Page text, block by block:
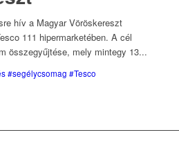
hív a Magyar Vöröskereszt
111 hipermarketében. A cél
összegyűjtése, mely mintegy 13...
#segélycsomag #Tesco